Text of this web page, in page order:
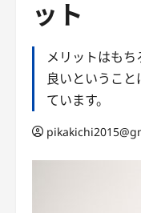
ット
メリットはも
良いというこ
ています。